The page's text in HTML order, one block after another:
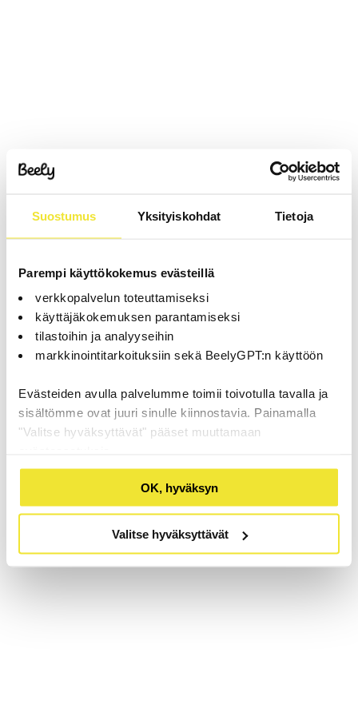
Suostumus Yksityiskohdat Tietoja
Parempi käyttökokemus evästeillä
verkkopalvelun toteuttamiseksi
käyttäjäkokemuksen parantamiseksi
tilastoihin ja analyyseihin
markkinointitarkoituksiin sekä BeelyGPT:n käyttöön
Evästeiden avulla palvelumme toimii toivotulla tavalla ja
sisältömme ovat juuri sinulle kiinnostavia. Painamalla
"Valitse hyväksyttävät" pääset muuttamaan
OK, hyväksyn
Valitse hyväksyttävät